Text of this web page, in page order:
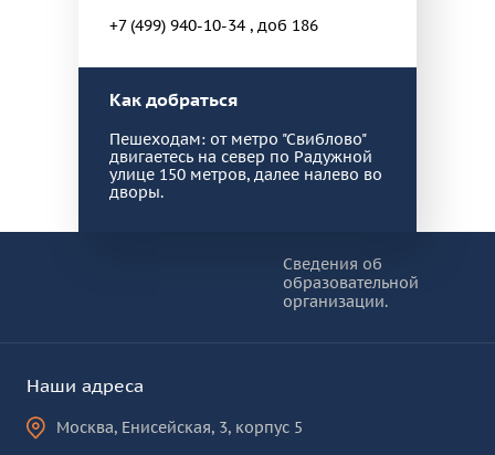
+7 (499) 940-10-34 , доб 186
Как добраться
Пешеходам: от метро "Свиблово"
двигаетесь на север по Радужной
улице 150 метров, далее налево во
дворы.
Сведения об
образовательной
организации.
Наши адреса
Москва, Енисейская, 3, корпус 5